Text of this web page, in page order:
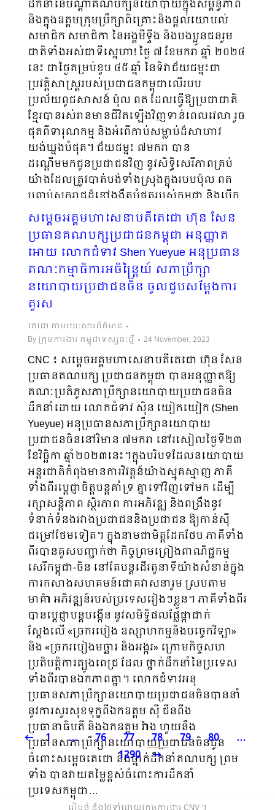
ដឹកនាំនៃបណ្ដាគណបក្សនយោបាយក្នុងសម្ព័ន្ធភាព
និងក្នុង​​ឧត្ដមក្រុមប្រឹក្សាពិគ្រោះនិងផ្ដល់យោបល់
សមាជិក សមាជិកា នៃអង្គមីទ្ទីង និងបងប្អូនជនរួម
ជាតិទាំងអស់ជាទីស្នេហា! ថ្ងៃ ៧ ខែមករា ឆ្នាំ ២០២៤
នេះ ជាថ្ងៃគម្រប់ខួប ៤៥ ឆ្នាំ នៃទិវាជ័យជម្នះជា
ប្រវត្តិសាស្ត្ររបស់ប្រជាជនកម្ពុជាលើរបប
ប្រល័យពូជសាសន៍ ប៉ុល ពត ដែលធ្វើឱ្យប្រជាជាតិ
ខ្មែរបានរស់រានមានជីវិតឡើងវិញទាន់ពេលវេលា រួច
ផុតពីទារុណកម្ម និងអំពើកាប់សម្លាប់ដ៏សាហាវ
យង់ឃ្នងបំផុត។ ជ័យជម្នះ ៧មករា បាន
ដណ្ដើមមកជូនប្រជាជនវិញ នូវសិទ្ធិសេរីភាពគ្រប់
យ៉ាងដែលត្រូវបាត់បង់ទាំងស្រុងក្នុងរបបប៉ុល ពត
បញ្ចប់សករាជដ៏ខ្មៅងងឹតបំផុតរបស់កម្ពុជា និងបើក
ឡើងនូវសករាជថ្មីគឺ ឯករាជ្យ សន្តិភាព សេរីភាព
ប្រជាធិបតេយ្យ និងវឌ្ឍនភាពសង្គម។ បន្ទាប់ពីជ័យ
ជម្នះជាប្រវត្តិសាស្ត្រនេះ គណបក្សប្រជាជនកម្ពុជា
បានដឹកនាំប្រទេសឆ្លងកាត់ឧបសគ្គ និងការលំបាក
រាប់ម៉ឺនសែនជំពូកប្រកបដោយជោគជ័យ…
សម្តេចអគ្គមហាសេនាបតីតេជោ ហ៊ុន សែន
ប្រធានគណបក្សប្រជាជនកម្ពុជា អនុញ្ញាត
អោយ លោកជំទាវ Shen Yueyue អនុប្រធាន
គណៈកម្មាធិការអចិន្ត្រៃយ៍ សភាប្រឹក្សា
នយោបាយប្រជាជនចិន ចូលជួបសម្តែងការ
គួរស
តេជោ តាមរយៈសារព័ត៌មាន
By ក្រុមការងារ កម្ពុជាទស្សនៈថ្មី 24 November, 2023
CNC ៖ សម្តេចអគ្គមហាសេនាបតីតេជោ ហ៊ុន សែន
ប្រធានគណបក្ស ប្រជាជនកម្ពុជា បានអនុញ្ញាតឱ្យ
គណៈប្រតិភូសភាប្រឹក្សានយោបាយប្រជាជនចិន
ដឹកនាំដោយ លោកជំទាវ ស៊ិន យៀកយៀក (Shen
Yueyue) អនុប្រធានសភាប្រឹក្សានយោបាយ
ប្រជាជនចិននៅវិមាន ៧មករា នៅរសៀលថ្ងៃទី២៣
ខែវិច្ឆិកា ឆ្នាំ២០២៣នេះ។ក្នុងបរិបទដែលនយោបាយ
អន្តរជាតិកំពុងមានការវិវត្តន៍យ៉ាងស្មុគស្មាញ ភាគី
ទាំងពីរប្តេជ្ញាចិត្តបន្តគាំទ្រ គ្នាទៅវិញទៅមក ដើម្បី
រក្សាសន្តិភាព ស្ថិរភាព ការអភិវឌ្ឍ និងពង្រឹងនូវ
ទំនាក់ទំនងរវាងប្រជាជននិងប្រជាជន ឱ្យកាន់ស៊ី
ជម្រៅថែមទៀត។ ក្នុងនាមជាមិត្តដែកថែប ភាគីទាំង
ពីរបានគូសបញ្ជាក់ថា កិច្ចព្រមព្រៀងពាណិជ្ជកម្ម
សេរីកម្ពុជា-ចិន នៅតែបន្តដើរតួនាទីយ៉ាងសំខាន់ក្នុង
ការកសាងសហគមន៍ជោគវាសនារួម ស្របតាម
មាគ៌ា អភិវឌ្ឍន៍របស់ប្រទេសរៀងៗខ្លួន។ ភាគីទាំងពីរ
បានប្តេជ្ញាបន្តបង្កើន នូវសមិទ្ធិផលផ្លែផ្កាជាក់
ស្តែងលើ «ច្រករបៀង ឧស្សាហកម្មនិងបច្ចេកវិទ្យា»
និង «ច្រករបៀងមច្ឆារ និងអង្ករ» ក្រោមកិច្ចសហ
ប្រតិបត្តិការត្បូងពេជ្រ ដែល ថ្នាក់ដឹកនាំនៃប្រទេស
ទាំងពីរបានឯកភាពគ្នា។ លោកជំទាវអនុ
ប្រធានសភាប្រឹក្សានយោបាយប្រជាជនចិនបាននាំ
នូវការសួរសុខទុក្ខពីឯកឧត្ដម ស៊ី ជីនពីង
ប្រធានាធិបតី និងឯកឧត្តម វ៉ាង ហួយនឹង
ប្រធានសភាប្រឹក្សានយោបាយប្រជាជនចិនជូន
ចំពោះសម្តេចតេជោ និងថ្នាក់ដឹកនាំគណបក្ស ព្រម
ទាំង បានវាយតម្លៃខ្ពស់ចំពោះការដឹកនាំ
ប្រទេសកម្ពុជា…
1 … 76 77 78 79 80
…
1290